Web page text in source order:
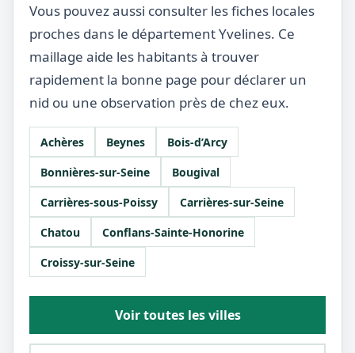
Vous pouvez aussi consulter les fiches locales
proches dans le département Yvelines. Ce
maillage aide les habitants à trouver
rapidement la bonne page pour déclarer un
nid ou une observation près de chez eux.
Achères Beynes
Bois-d’Arcy
Bonnières-sur-Seine
Bougival
Carrières-sous-Poissy
Carrières-sur-Seine
Chatou
Conflans-Sainte-Honorine
Croissy-sur-Seine
Voir toutes les villes